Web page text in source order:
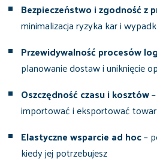
Bezpieczeństwo i zgodność z
minimalizacja ryzyka kar i
Przewidywalność procesów
planowanie dostaw i uniknięcie
Oszczędność czasu i kosztów
importować i eksportować
Elastyczne wsparcie ad hoc–
kiedy jej potrzebujesz